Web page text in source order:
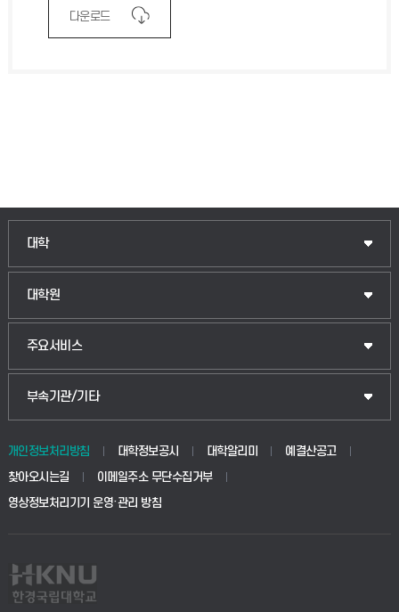
다운로드
대학
인문융합공공인재학부
법경영학부
생명공학부
사회안전시스템공학부
대학원
일반대학원
산업대학원
공공정책대학원
교육대학원
주요서비스
입학안내
웹메일
학사시스템(전문학사 및 전공심화)
사이버캠퍼스(전문학사 및 전공심화)
부속기관/기타
중앙도서관
학생생활관(안성)
산학협력단
개인정보처리방침 대학정보공시 대학알리미
예결산공고
찾아오시는길
이메일주소 무단수집거부
영상정보처리기기 운영·관리 방침